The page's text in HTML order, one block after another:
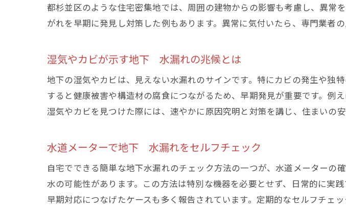
目視と音聴で地下
原因不明の地下 水
専門業者に依頼す
定期点検で地下水漏れリ
地下 水漏れを防ぐ
水道設備の見直し
地下 水漏れを未然
点検時に注意した
都杉並区のような住宅密集地では、周囲の建物からの影響も考慮し、異常
がれを早期に発見し対策した例もあります。異常に気付いたら、専門業者
湿気やカビが示す地下 水漏れの兆候とは
地下の湿気やカビは、見えない水漏れのサインです。特にカビの発生や独
すると健康被害や構造材の腐食につながるため、早期発見が重要です。例
湿気やカビを見つけた際には、速やかに原因究明と対策を講じ、住まいの安
水道メーターで地下 水漏れをセルフチェック
自宅でできる簡単な地下水漏れのチェック方法の一つが、水道メーターの
水の可能性があります。この方法は特別な機器を必要とせず、日常的に実
早期対応につなげたケースも多く報告されています。定期的なセルフチェ